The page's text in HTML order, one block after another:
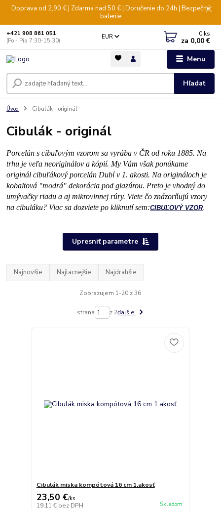
Doprava od 2,90 € | Zdarma nad 50 € | Doručenie do 24h | Bezpečné
balenie
Menu
EUR
Hľadať
+421 908 861 051
(Po - Pia 7:30-15:30)
0 ks
za 0,00 €
Úvod Cibulák - originál
Cibulák - originál
Porcelán s cibuľovým vzorom sa vyrába v ČR od roku 1885. Na
trhu je veľa neoriginálov a kópií. My Vám však ponúkame
originál cibuľákový porcelán Dubí v 1. akosti. Na origináloch je
kobaltová "modrá" dekorácia pod glazúrou. Preto je vhodný do
umývačky riadu a aj mikrovlnnej rúry. Viete čo znázorňujú vzory
na cibuláku? Viac sa dozviete po kliknutí sem:CIBUĽOVÝ VZOR.
Upresniť parametre
Najnovšie Najlacnejšie Najdrahšie
Zobrazujem 1-20 z 36
strana z 2ďalšie
Cibulák miska kompótová 16 cm 1.akosť
23,50 €/ks
19,11 € bez DPH Skladom